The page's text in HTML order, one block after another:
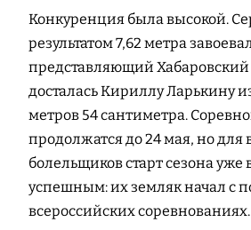
Конкуренция была высокой.
результатом 7,62 метра
представляющий Хабаровский
досталась Кириллу Ларькину
метров 54 сантиметра.
продолжатся до 24 мая, но для
болельщиков старт сезона уже
успешным: их земляк начал с
всероссийских соревнованиях.